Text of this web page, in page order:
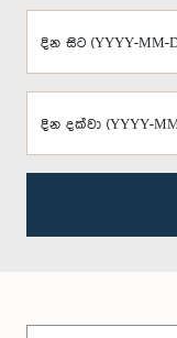
දින සිට (YYYY-MM-
දින දක්වා (YYYY-